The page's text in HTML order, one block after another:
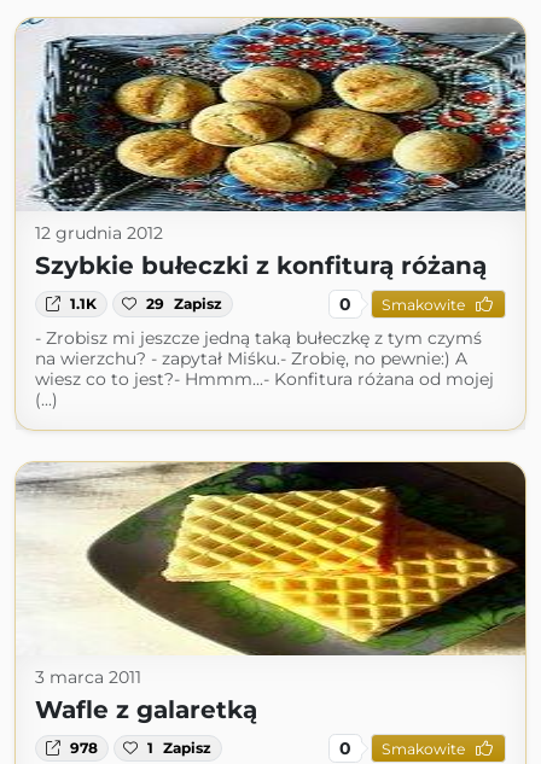
12 grudnia 2012
Szybkie bułeczki z konfiturą różaną
1.1K 29 Zapisz 0 Smakowite
- Zrobisz mi jeszcze jedną taką bułeczkę z tym czymś
na wierzchu? - zapytał Miśku.- Zrobię, no pewnie:) A
wiesz co to jest?- Hmmm...- Konfitura różana od mojej
(...)
3 marca 2011
Wafle z galaretką
978 1 Zapisz 0 Smakowite